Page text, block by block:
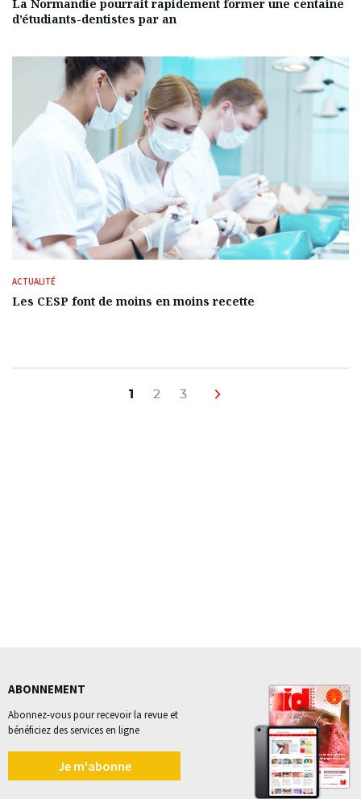
La Normandie pourrait rapidement former une centaine
d’étudiants-dentistes par an
ACTUALITÉ
Les CESP font de moins en moins recette
1 2
3
ABONNEMENT
Abonnez-vous pour recevoir la revue et
bénéficiez des services en ligne
Je m'abonne